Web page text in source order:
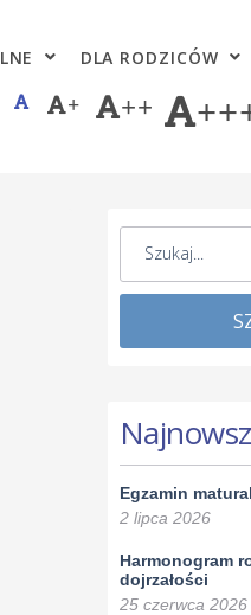
DLA RODZICÓW
+ ++
Egzamin
2 lipca 2026
Harmonogram
dojrzałości
25 czerwca 2026